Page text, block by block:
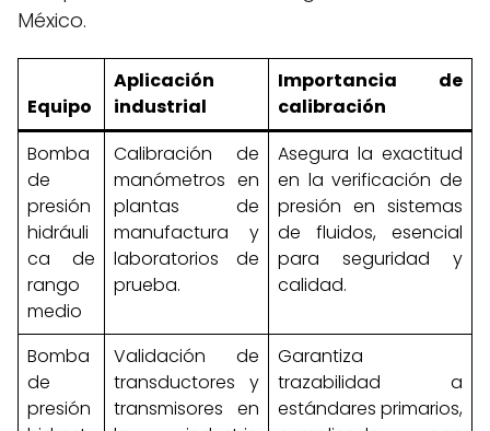
México.
Equipo
Aplicación
industrial
Importancia de
calibración
Bomba
de
presión
hidráuli
ca de
rango
medio
Calibración de
manómetros en
plantas de
manufactura y
laboratorios de
prueba.
Asegura la exactitud
en la verificación de
presión en sistemas
de fluidos, esencial
para seguridad y
calidad.
Bomba
de
presión
Validación de
transductores y
transmisores en
Garantiza
trazabilidad a
estándares primarios,